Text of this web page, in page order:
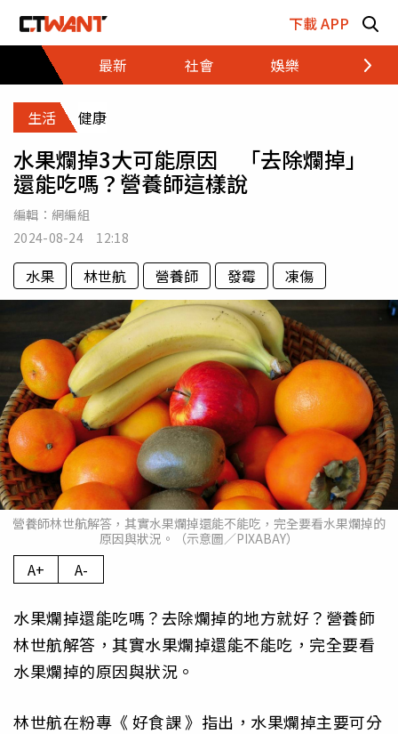
下載 APP
最新
社會 娛樂 財經
生活 健康
水果爛掉3大可能原因 「去除爛掉」
還能吃嗎？營養師這樣說
編輯： 網編組
2024-08-24 12:18
水果 林世航 營養師 發霉 凍傷
營養師林世航解答，其實水果爛掉還能不能吃，完全要看水果爛掉的
原因與狀況。（示意圖／PIXABAY）
A+ A-
水果爛掉還能吃嗎？去除爛掉的地方就好？營養師
林世航解答，其實水果爛掉還能不能吃，完全要看
水果爛掉的原因與狀況。
林世航在粉專《好食課》指出，水果爛掉主要可分